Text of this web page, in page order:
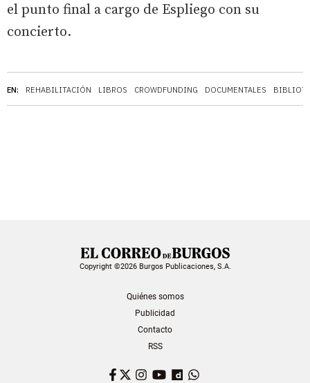
EN: REHABILITACIÓN LIBROS CROWDFUNDING DOCUMENTALES
el punto final a cargo de Espliego con su
concierto.
Copyright ©2026 Burgos Publicaciones, S.A.
Quiénes somos
Publicidad
Contacto
RSS
Facebook
TwitterInstagram
YouTubeDailymotion